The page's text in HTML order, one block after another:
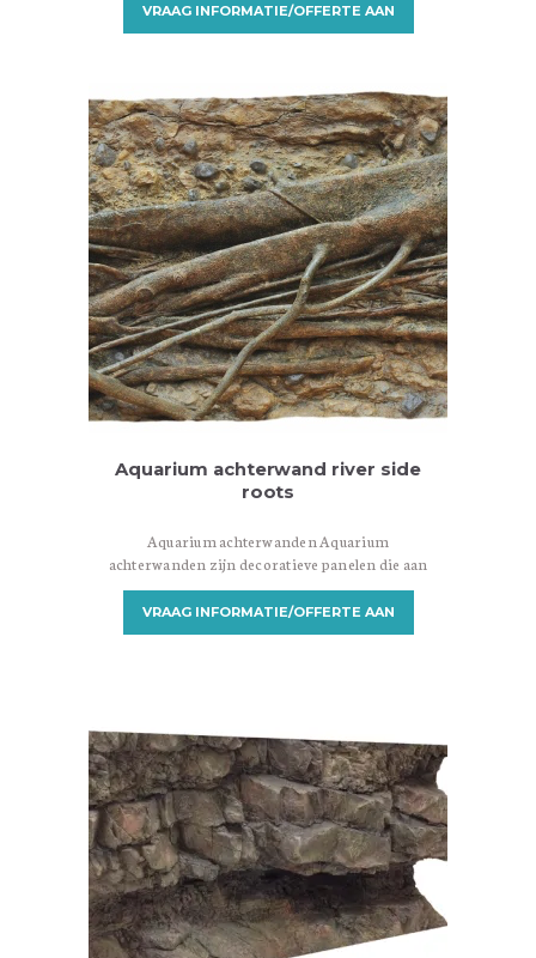
geplaatst om een aantrekkelijke achtergrond te
creëren. Ze zijn ontworpen om een visueel
uitstraling te geven. Er zijn verschillende
soorten aquarium achterwanden beschikbaar,
variërend in materialen, ontwerpen en
installatiemethoden. Hier zijn enkele
veelvoorkomende…
VRAAG INFORMATIE/OFFERTE AAN
Aquarium achterwand river side
roots
Aquarium achterwanden Aquarium
achterwanden zijn decoratieve panelen die aan
de achterkant van een aquarium worden
geplaatst om een aantrekkelijke achtergrond te
creëren. Ze zijn ontworpen om een visueel
variërend in materialen, ontwerpen en
installatiemethoden. Hier zijn enkele
veelvoorkomende…
VRAAG INFORMATIE/OFFERTE AAN